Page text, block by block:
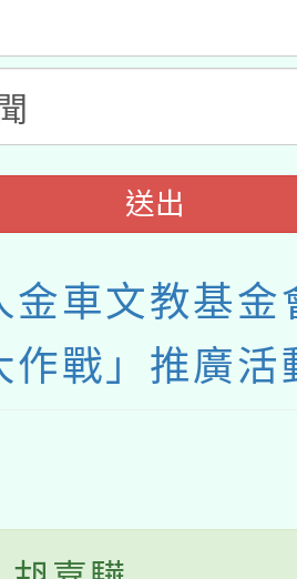
送出
金車文教基
作戰」推廣活